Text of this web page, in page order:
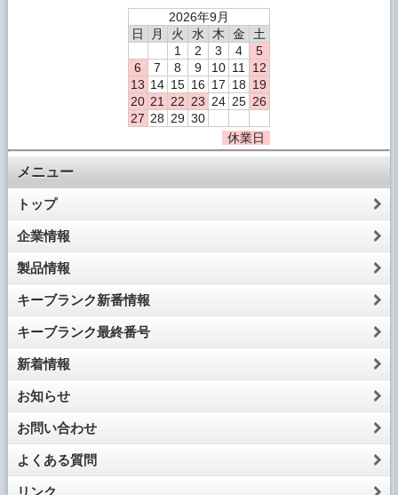
2026年9月
日
月 火 水 木 金
土
1
2 3 4
5
6
7 8 9 10 11
12
13 14 15 16 17 18 19
20 21 22 23 24 25 26
27 28 29 30
休業日
メニュー
トップ
企業情報
製品情報
キーブランク新番情報
キーブランク最終番号
新着情報
お知らせ
お問い合わせ
よくある質問
リンク